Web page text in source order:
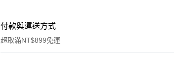
付款與運送方式
超取滿NT$899免運